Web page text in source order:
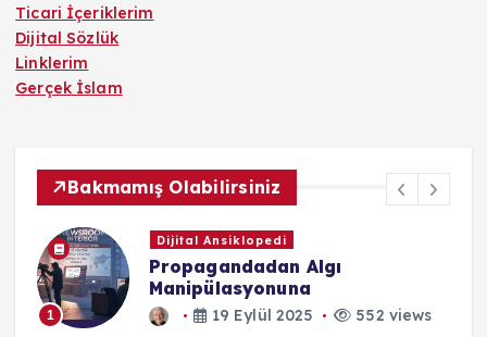
Ticari İçeriklerim
Dijital Sözlük
Linklerim
Gerçek İslam
Bakmamış Olabilirsiniz
1
Dijital Ansiklopedi
Filistin'deki Örgütler ve
İdeolojileri
1 Ağustos 2024 552 views